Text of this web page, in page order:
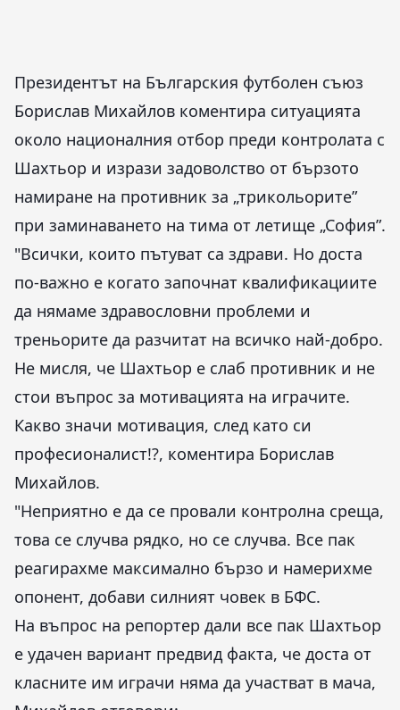
Президентът на Българския футболен съюз
Борислав Михайлов коментира ситуацията
около националния отбор преди контролата с
Шахтьор и изрази задоволство от бързото
намиране на противник за „трикольорите”
при заминаването на тима от летище „София”.
"Всички, които пътуват са здрави. Но доста
по-важно е когато започнат квалификациите
да нямаме здравословни проблеми и
треньорите да разчитат на всичко най-добро.
Не мисля, че Шахтьор е слаб противник и не
стои въпрос за мотивацията на играчите.
Какво значи мотивация, след като си
професионалист!?, коментира Борислав
Михайлов.
"Неприятно е да се провали контролна среща,
това се случва рядко, но се случва. Все пак
реагирахме максимално бързо и намерихме
опонент, добави силният човек в БФС.
На въпрос на репортер дали все пак Шахтьор
е удачен вариант предвид факта, че доста от
класните им играчи няма да участват в мача,